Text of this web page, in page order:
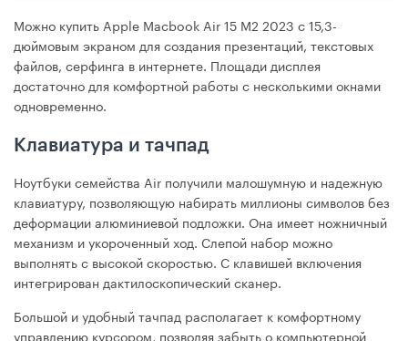
Можно купить Apple Macbook Air 15 M2 2023 с 15,3-
дюймовым экраном для создания презентаций, текстовых
файлов, серфинга в интернете. Площади дисплея
достаточно для комфортной работы с несколькими окнами
одновременно.
Клавиатура и тачпад
Ноутбуки семейства Air получили малошумную и надежную
клавиатуру, позволяющую набирать миллионы символов без
деформации алюминиевой подложки. Она имеет ножничный
механизм и укороченный ход. Слепой набор можно
выполнять с высокой скоростью. С клавишей включения
интегрирован дактилоскопический сканер.
Большой и удобный тачпад располагает к комфортному
управлению курсором, позволяя забыть о компьютерной